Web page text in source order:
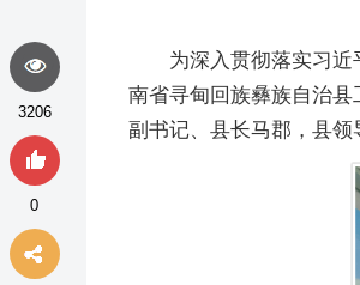
为深入贯彻落实习
南省寻甸回族彝族自治
副书记、县长马郡，县领
3206
0